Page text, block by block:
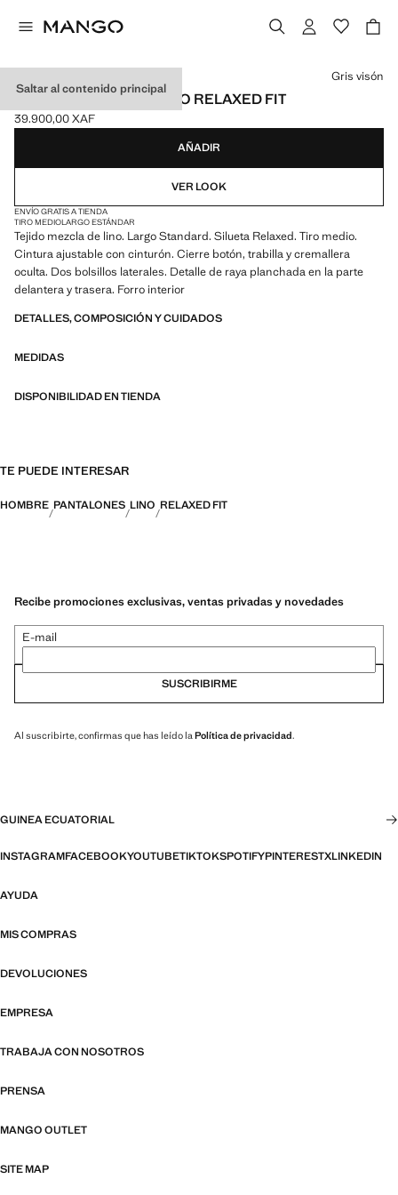
Saltar al contenido principal
PANTALÓN MEZCLA LINO RELAXED FIT
Precio actual [39.900,00 XAF ]
39.900,00 XAF
Selecciona un color
Gris visón
AÑADIR
VER LOOK
ENVÍO GRATIS A TIENDA
TIRO MEDIOLARGO ESTÁNDAR
Tejido mezcla de lino. Largo Standard. Silueta Relaxed. Tiro medio.
Cintura ajustable con cinturón. Cierre botón, trabilla y cremallera
oculta. Dos bolsillos laterales. Detalle de raya planchada en la parte
delantera y trasera. Forro interior
DETALLES, COMPOSICIÓN Y CUIDADOS
MEDIDAS
DISPONIBILIDAD EN TIENDA
TE PUEDE INTERESAR
HOMBRE PANTALONES LINO RELAXED FIT
Recibe promociones exclusivas, ventas privadas y novedades
E-mail
SUSCRIBIRME
Al suscribirte, confirmas que has leído la Política de privacidad.
GUINEA ECUATORIAL
INSTAGRAMFACEBOOKYOUTUBETIKTOKSPOTIFYPINTERESTXLINKEDIN
AYUDA
MIS COMPRAS
DEVOLUCIONES
EMPRESA
TRABAJA CON NOSOTROS
PRENSA
MANGO OUTLET
SITE MAP